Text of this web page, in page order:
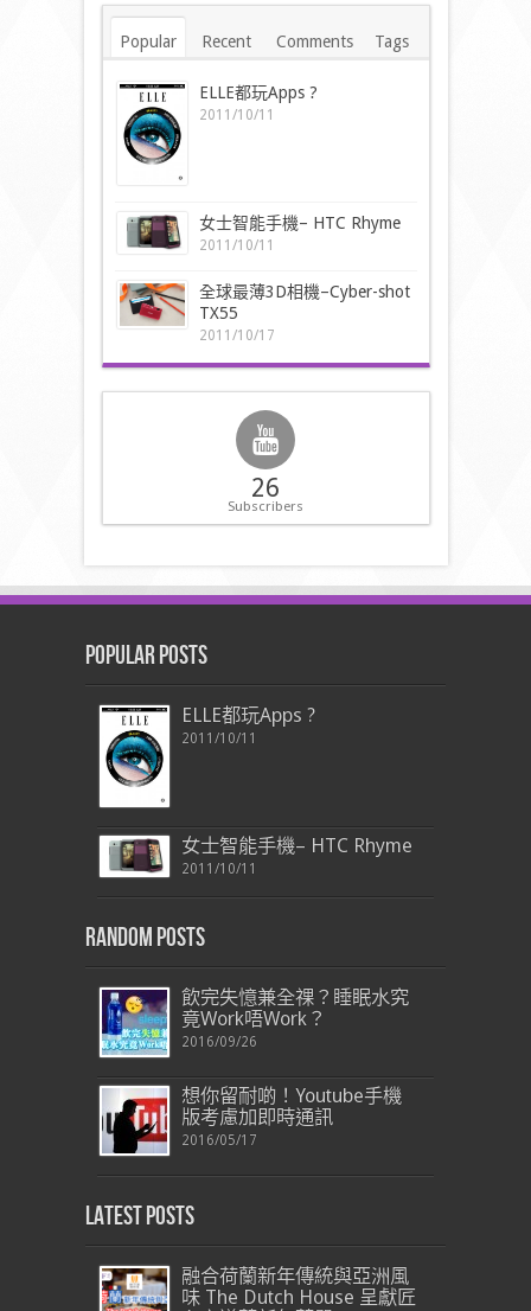
Popular Recent Comments Tags
ELLE都玩Apps ?
2011/10/11
女士智能手機– HTC Rhyme
2011/10/11
全球最薄3D相機–Cyber-shot
TX55
2011/10/17
26
Subscribers
Popular Posts
ELLE都玩Apps ?
2011/10/11
女士智能手機– HTC Rhyme
2011/10/11
Random Posts
飲完失憶兼全祼？睡眠水究
竟Work唔Work？
2016/09/26
想你留耐啲！Youtube手機
版考慮加即時通訊
2016/05/17
Latest Posts
融合荷蘭新年傳統與亞洲風
味 The Dutch House 呈獻匠